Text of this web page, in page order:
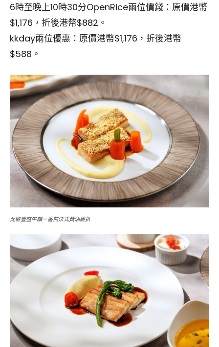
6時至晚上10時30分OpenRice兩位價錢：原價港幣
$1,176，折後港幣$882。
kkday兩位優惠：原價港幣$1,176，折後港幣
$588。
北歐豐盛午饌－香煎法式黃油雞扒